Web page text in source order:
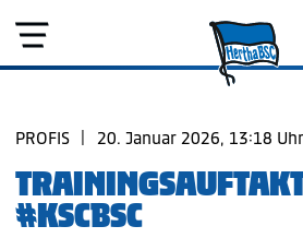
PROFIS 20. Januar 2026, 13:18 Uhr
#KSCBSC